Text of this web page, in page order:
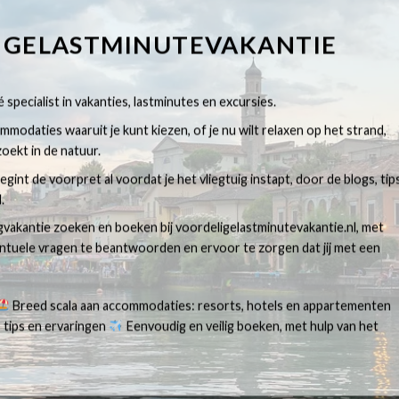
in vakanties, lastminutes en excursies.
waaruit je kunt kiezen, of je nu wilt relaxen op het strand,
in de natuur.
de voorpret al voordat je het vliegtuig instapt, door de blogs,
zoeken en boeken bij voordeligelastminutevakantie.nl, met
vragen te beantwoorden en ervoor te zorgen dat jij met een
Breed scala aan accommodaties: resorts, hotels en appartementen
en ervaringen
Eenvoudig en veilig boeken, met hulp van het